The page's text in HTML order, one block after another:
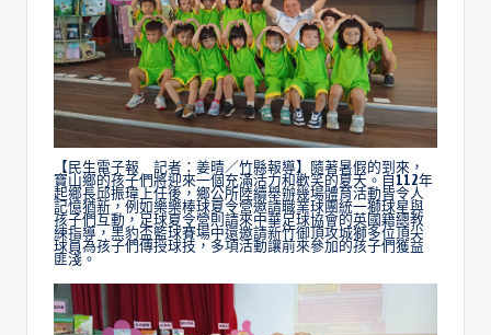
【民生電子報 記者：姜晴／竹縣報導】隨著暑假的到來，
寶山鄉的孩子們將迎來一個充滿活力和歡笑的夏天。自112年
起鄉長邱振瑋上任後，鄉公所陸續舉辦幾場體育活動皆令人
記憶猶新，例如樂樂棒球夏令營邀請職業球團統一獅球星與
孩子們互動，足球夏令營則請來中華足球協會的英國籍總教
練指導，黑豹盃籃球賽場中還邀請新竹御頂攻城獅多位頂尖
球員為孩子們傳授球技，多項活動讓前來參加的孩子們獲益
匪淺。